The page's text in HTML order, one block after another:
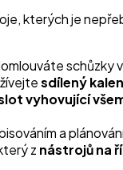
kterých je
schůzky
sdílený
vyhovující
a
z nástrojů na